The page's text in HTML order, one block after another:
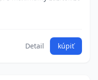
Detail kúpiť